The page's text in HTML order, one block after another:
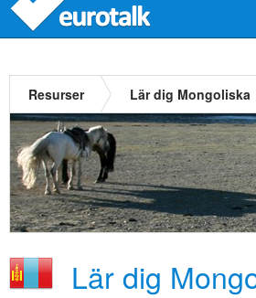
Resurser Lär dig Mongoliska
Lär dig